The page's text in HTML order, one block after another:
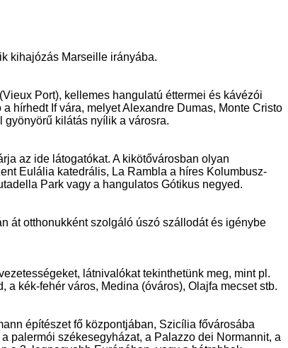
kihajózás Marseille irányába.
Port), kellemes hangulatú éttermei és kávézói
hírhedt If vára, melyet Alexandre Dumas, Monte Cristo
kilátás nyílik a városra.
az ide látogatókat. A kikötővárosban olyan
Eulália katedrális, La Rambla a híres Kolumbusz-
Park vagy a hangulatos Gótikus negyed.
át otthonukként szolgáló úszó szállodát és igénybe
látnivalókat tekinthetünk meg, mint pl.
kék-fehér város, Medina (óváros), Olajfa mecset stb.
építészet fő központjában, Szicília fővárosába
palermói székesegyházat, a Palazzo dei Normannit, a